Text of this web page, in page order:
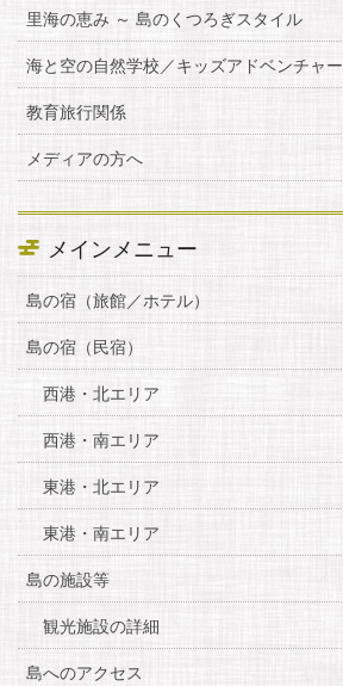
里海の恵み ～ 島のくつろぎスタイル
海と空の自然学校／キッズアドベンチャー
教育旅行関係
メディアの方へ
メインメニュー
島の宿（旅館／ホテル）
島の宿（民宿）
西港・北エリア
西港・南エリア
東港・北エリア
東港・南エリア
島の施設等
観光施設の詳細
島へのアクセス